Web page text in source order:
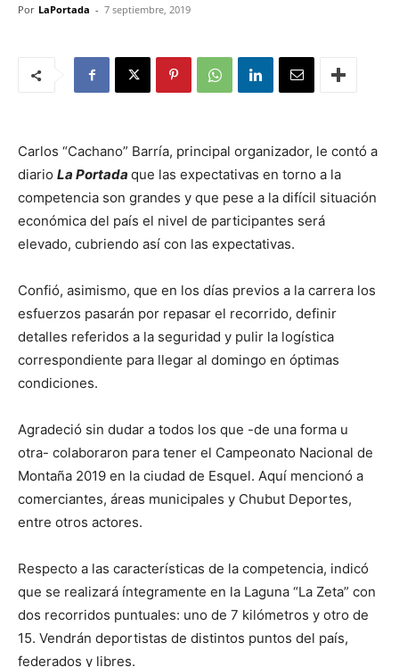
Por LaPortada - 7 septiembre, 2019
Carlos “Cachano” Barría, principal organizador, le contó a
diario La Portada que las expectativas en torno a la
competencia son grandes y que pese a la difícil situación
económica del país el nivel de participantes será
elevado, cubriendo así con las expectativas.
Confió, asimismo, que en los días previos a la carrera los
esfuerzos pasarán por repasar el recorrido, definir
detalles referidos a la seguridad y pulir la logística
correspondiente para llegar al domingo en óptimas
condiciones.
Agradeció sin dudar a todos los que -de una forma u
otra- colaboraron para tener el Campeonato Nacional de
Montaña 2019 en la ciudad de Esquel. Aquí mencionó a
comerciantes, áreas municipales y Chubut Deportes,
entre otros actores.
Respecto a las características de la competencia, indicó
que se realizará íntegramente en la Laguna “La Zeta” con
dos recorridos puntuales: uno de 7 kilómetros y otro de
15. Vendrán deportistas de distintos puntos del país,
federados y libres.